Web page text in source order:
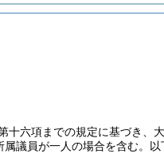
十六項までの規定に基づき、
属議員が一人の場合を含む。